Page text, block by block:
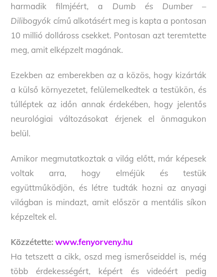
harmadik filmjéért, a Dumb és Dumber –
Dilibogyók című alkotásért meg is kapta a pontosan
10 millió dolláross csekket. Pontosan azt teremtette
meg, amit elképzelt magának.
Ezekben az emberekben az a közös, hogy kizárták
a külső környezetet, felülemelkedtek a testükön, és
túlléptek az időn annak érdekében, hogy jelentős
neurológiai változásokat érjenek el önmagukon
belül.
Amikor megmutatkoztak a világ előtt, már képesek
voltak arra, hogy elméjük és testük
együttműködjön, és létre tudták hozni az anyagi
világban is mindazt, amit először a mentális síkon
képzeltek el.
Közzétette: www.fenyorveny.hu
Ha tetszett a cikk, oszd meg ismerőseiddel is, még
több érdekességért, képért és videóért pedig